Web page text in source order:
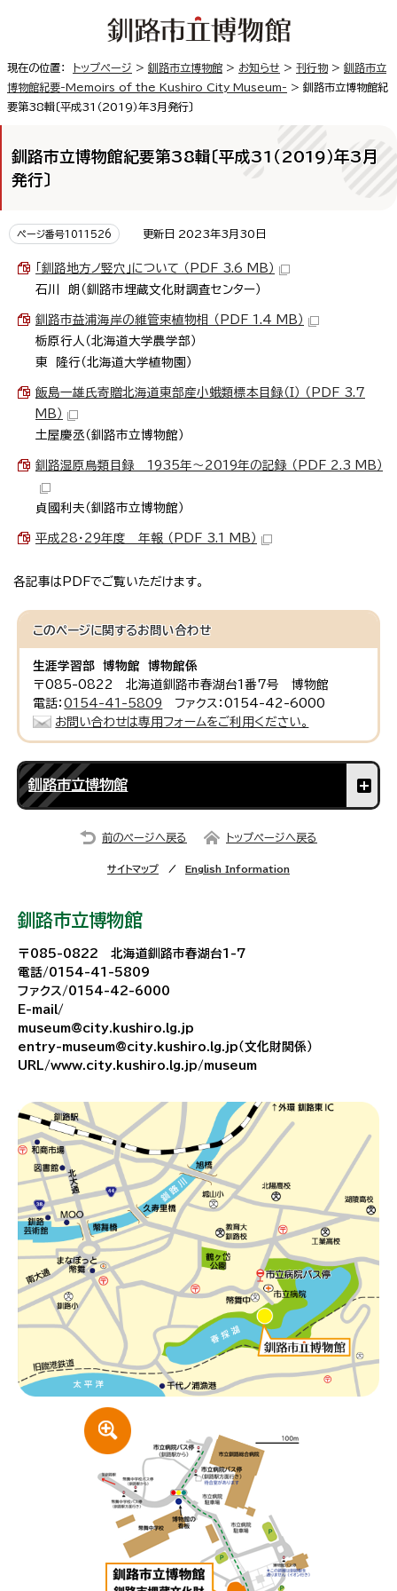
現在の位置： トップページ > 釧路市立博物館 > お知らせ > 刊行物 > 釧路市立
博物館紀要-Memoirs of the Kushiro City Museum- > 釧路市立博物館紀
要第38輯〔平成31（2019）年3月発行〕
釧路市立博物館紀要第38輯〔平成31（2019）年3月
発行〕
ページ番号1011526 更新日 2023年3月30日
「釧路地方ノ竪穴」について （PDF 3.6 MB）
石川 朗（釧路市埋蔵文化財調査センター）
釧路市益浦海岸の維管束植物相 （PDF 1.4 MB）
栃原行人（北海道大学農学部）
東 隆行（北海道大学植物園）
飯島一雄氏寄贈北海道東部産小蛾類標本目録（I） （PDF 3.7
MB）
土屋慶丞（釧路市立博物館）
釧路湿原鳥類目録 1935年～2019年の記録 （PDF 2.3 MB）
貞國利夫（釧路市立博物館）
平成28・29年度 年報 （PDF 3.1 MB）
各記事はPDFでご覧いただけます。
このページに関するお問い合わせ
生涯学習部 博物館 博物館係
〒085-0822 北海道釧路市春湖台1番7号 博物館
電話：0154-41-5809
ファクス：0154-42-6000
お問い合わせは専用フォームをご利用ください。
釧路市立博物館
前のページへ戻る トップページへ戻る
サイトマップ English Information
釧路市立博物館
〒085-0822 北海道釧路市春湖台1-7
電話/0154-41-5809
ファクス/0154-42-6000
E-mail/
museum@city.kushiro.lg.jp
entry-museum@city.kushiro.lg.jp（文化財関係）
URL/www.city.kushiro.lg.jp/museum